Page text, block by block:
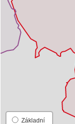
Základní